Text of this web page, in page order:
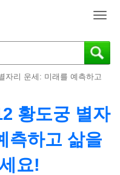
T
g
g
e
a
i
g
자리 운세: 미래를 예측하고
황도궁 별자
측하고 삶을
요!